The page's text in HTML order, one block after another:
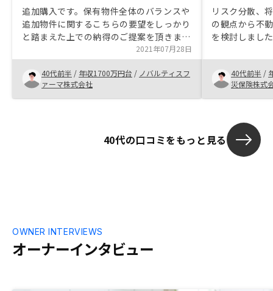
追加購入です。保有物件全体のバランスや
追加物件に関するこちらの要望をしっかり
と踏まえた上での納得のご提案を頂きまし
た。 こちらの疑問を先回りしたサポート
と決済完了までのスピード感も素晴らしい
と思いました。契約時の書類は手記入の部
分が無くなっていくとより効率的かと思い
ました。
2021年07月28日
40代前半 / 年収1700万円台 / ノバルティスフ
ァーマ株式会社
リスク分散、
の観点から不
を検討しまし
に対応いただ
結することが
40代前半 /
災保険株式
40代の口コミをもっと見る
オーナーインタビュー
OWNER INTERVIEWS